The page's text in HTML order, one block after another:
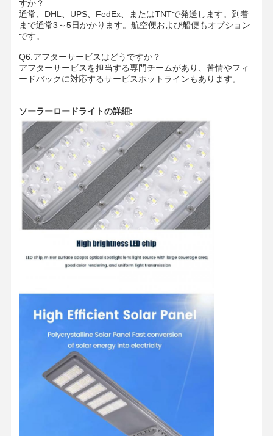
すか？
通常、DHL、UPS、FedEx、またはTNTで発送します。到着
まで通常3～5日かかります。航空便および船便もオプション
です。
Q6.アフターサービスはどうですか？
アフターサービスを担当する専門チームがあり、苦情やフィ
ードバックに対応するサービスホットラインもあります。
ソーラーロードライトの詳細: